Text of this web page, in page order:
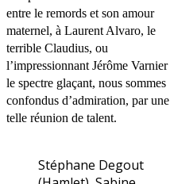
entre le remords et son amour
maternel, à Laurent Alvaro, le
terrible Claudius, ou
l’impressionnant Jérôme Varnier
le spectre glaçant, nous sommes
confondus d’admiration, par une
telle réunion de talent.
Stéphane Degout